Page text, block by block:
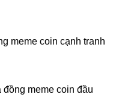
meme coin cạnh tranh
meme coin đầu